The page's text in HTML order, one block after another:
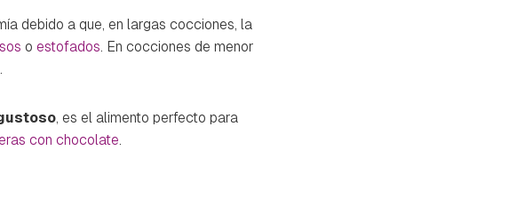
debido a que, en largas cocciones, la
o estofados. En cocciones de menor
, es el alimento perfecto para
con chocolate.